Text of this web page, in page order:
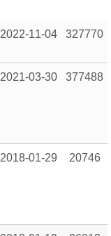
2022-11-04 327770
2021-03-30 377488
2018-01-29 20746